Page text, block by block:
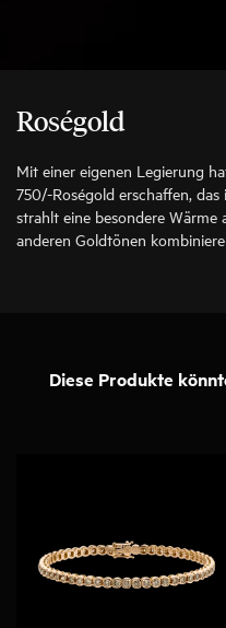
Roségold
Mit einer eigenen Legierung
750/-Roségold erschaffen,
strahlt eine besondere
anderen Goldtönen
Diese Produkte